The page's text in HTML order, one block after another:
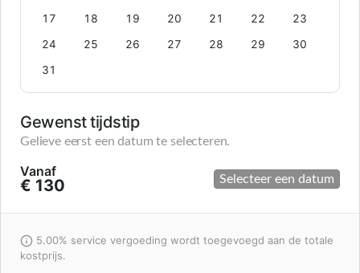
17
18 19 20 21 22
23
24
25 26 27 28 29
30
31
Gewenst tijdstip
Gelieve eerst een datum te selecteren.
Vanaf
€ 130 Selecteer een datum
5.00% service vergoeding wordt toegevoegd aan de totale
kostprijs.